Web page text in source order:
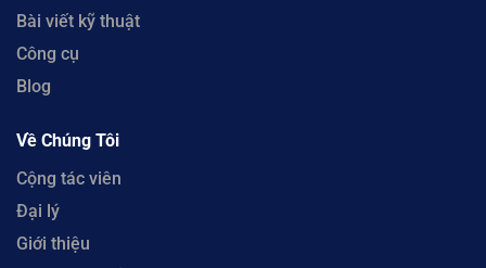
Bài viết kỹ thuật
Công cụ
Blog
Về Chúng Tôi
Cộng tác viên
Đại lý
Giới thiệu